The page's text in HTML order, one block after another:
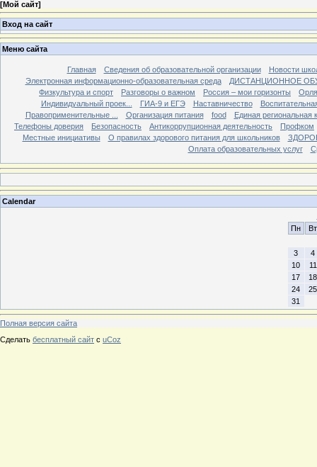
[Мой сайт]
Вход на сайт
Меню сайта
Главная Сведения об образовательной организации
Новости
Электронная информационно-образовательная среда
ДИСТАНЦИОННОЕ
Физкультура и спорт
Разговоры о важном Россия – мои горизонты
Индивидуальный проек...
ГИА-9 и ЕГЭ Наставничество
Правоприменительные ...
Организация питания food
Единая региональная
Телефоны доверия
Безопасность Антикоррупционная деятельность
Профком
Местные инициативы
О правилах здорового питания для школьников
Оплата образовательных услуг
Calendar
Пн
Вт
3
4
10
11
17
18
24
25
31
Полная версия сайта
Сделать бесплатный сайт с uCoz